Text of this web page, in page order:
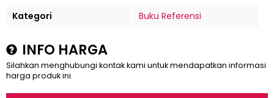
Kategori
Buku Referensi
INFO HARGA
Silahkan menghubungi kontak kami untuk mendapatkan informasi
harga produk ini.